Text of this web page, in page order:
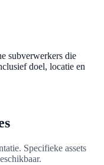
subverwerkers die
doel, locatie en
Specifieke assets